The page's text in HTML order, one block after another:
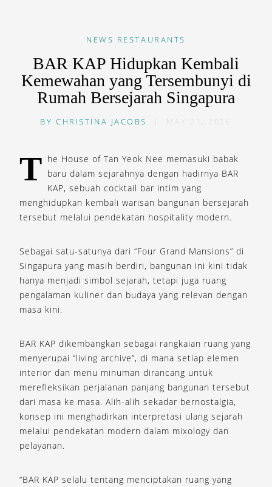
NEWS RESTAURANTS
BAR KAP Hidupkan Kembali
Kemewahan yang Tersembunyi di
Rumah Bersejarah Singapura
BYCHRISTINA JACOBS MAY 21, 2026
T he House of Tan Yeok Nee memasuki babak
baru dalam sejarahnya dengan hadirnya BAR
KAP, sebuah cocktail bar intim yang
menghidupkan kembali warisan bangunan bersejarah
tersebut melalui pendekatan hospitality modern.
Sebagai satu-satunya dari “Four Grand Mansions” di
Singapura yang masih berdiri, bangunan ini kini tidak
hanya menjadi simbol sejarah, tetapi juga ruang
pengalaman kuliner dan budaya yang relevan dengan
masa kini.
BAR KAP dikembangkan sebagai rangkaian ruang yang
menyerupai “living archive”, di mana setiap elemen
interior dan menu minuman dirancang untuk
merefleksikan perjalanan panjang bangunan tersebut
dari masa ke masa. Alih-alih sekadar bernostalgia,
konsep ini menghadirkan interpretasi ulang sejarah
melalui pendekatan modern dalam mixology dan
pelayanan.
“BAR KAP selalu tentang menciptakan ruang yang